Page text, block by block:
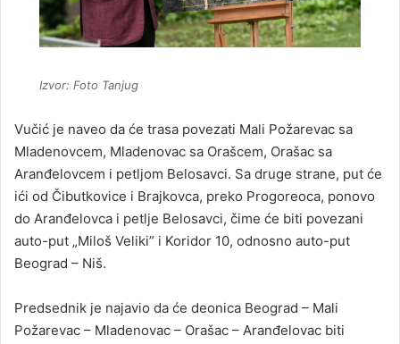
Izvor: Foto Tanjug
Vučić je naveo da će trasa povezati Mali Požarevac sa
Mladenovcem, Mladenovac sa Orašcem, Orašac sa
Aranđelovcem i petljom Belosavci. Sa druge strane, put će
ići od Čibutkovice i Brajkovca, preko Progoreoca, ponovo
do Aranđelovca i petlje Belosavci, čime će biti povezani
auto-put „Miloš Veliki” i Koridor 10, odnosno auto-put
Beograd – Niš.
Predsednik je najavio da će deonica Beograd – Mali
Požarevac – Mladenovac – Orašac – Aranđelovac biti